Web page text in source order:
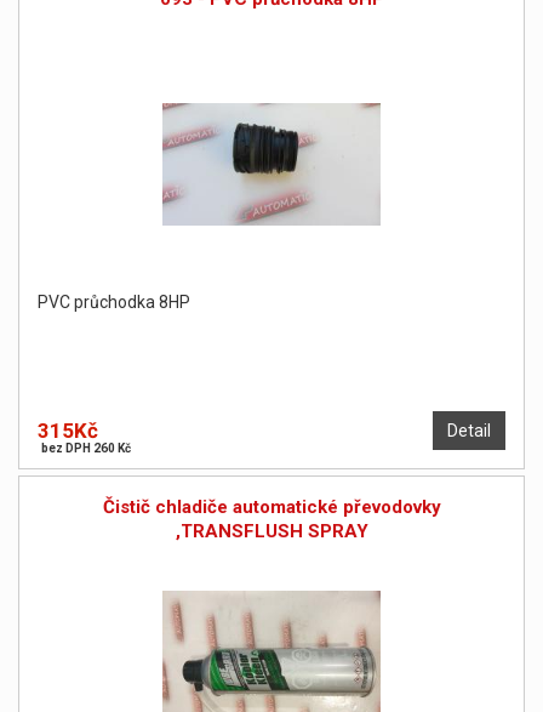
PVC průchodka 8HP
Detail
315Kč
bez DPH 260 Kč
Čistič chladiče automatické převodovky
,TRANSFLUSH SPRAY